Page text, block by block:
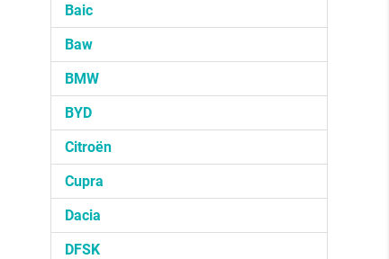
Baic
Baw
BMW
BYD
Citroën
Cupra
Dacia
DFSK